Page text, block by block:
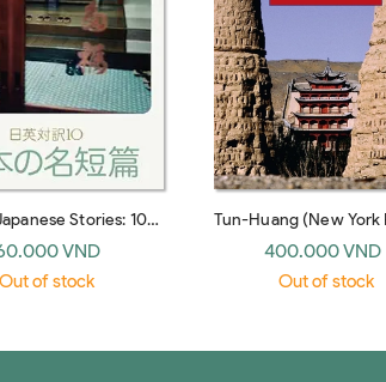
Stories: 10
Texts
VND
Out of stock
Tun-Huang (New York
Books Classics)
400.000 VND
Out of stock